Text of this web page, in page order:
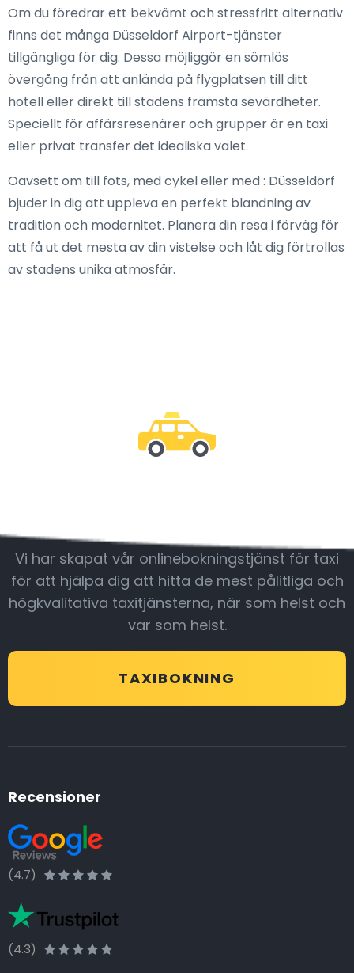
Om du föredrar ett bekvämt och stressfritt alternativ
finns det många Düsseldorf Airport-tjänster
tillgängliga för dig. Dessa möjliggör en sömlös
övergång från att anlända på flygplatsen till ditt
hotell eller direkt till stadens främsta sevärdheter.
Speciellt för affärsresenärer och grupper är en taxi
eller privat transfer det idealiska valet.
Oavsett om till fots, med cykel eller med : Düsseldorf
bjuder in dig att uppleva en perfekt blandning av
tradition och modernitet. Planera din resa i förväg för
att få ut det mesta av din vistelse och låt dig förtrollas
av stadens unika atmosfär.
Vi har skapat vår onlinebokningstjänst för taxi
för att hjälpa dig att hitta de mest pålitliga och
högkvalitativa taxitjänsterna, när som helst och
var som helst.
TAXIBOKNING
Recensioner
(4.7)
(4.3)